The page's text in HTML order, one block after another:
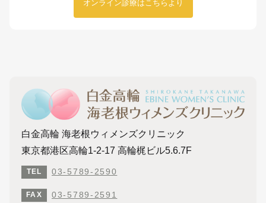
オンライン診療はこちらより
白金高輪 海老根ウィメンズクリニック
東京都港区高輪1-2-17 高輪梶ビル5.6.7F
TEL 03-5789-2590
FAX 03-5789-2591